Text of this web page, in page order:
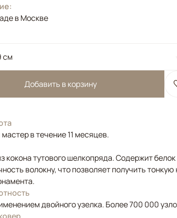
в Москве
см
Добавить в корзину
мастер в течение 11 месяцев.
кокона тутового шелкопряда. Содержит
волокну, что позволяет получить
двойного узелка. Более 700 000